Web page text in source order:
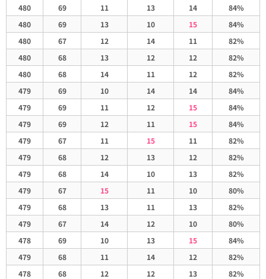
480
69 11 13 14
84%
480
69 13 10 15
84%
480
67 12 14 11
82%
480
68 13 12 12
82%
480
68 14 11 12
82%
479
69 10 14 14
84%
479
69 11 12 15
84%
479
69 12 11 15
84%
479
67 11 15 11
82%
479
68 12 13 12
82%
479
68 14 10 13
82%
479
67 15 11 10
80%
479
68 13 11 13
82%
479
67 14 12 10
80%
478
69 10 13 15
84%
479
68 11 14 12
82%
478
68 12 12 13
82%